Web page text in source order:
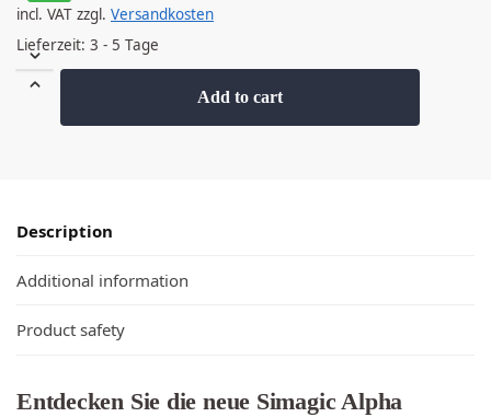
incl. VAT zzgl. Versandkosten
Lieferzeit: 3 - 5 Tage
Add to cart
Description
Additional information
Product safety
Entdecken Sie die neue Simagic Alpha